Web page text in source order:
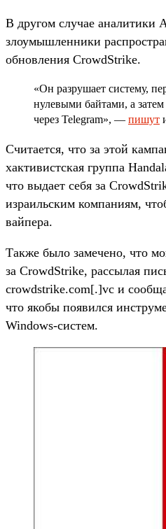
В другом случае аналитики
злоумышленники
обновления CrowdStrike.
«Он разрушает систему,
нулевыми байтами, а
через Telegram», — пишут
Считается, что за этой
хактивистская группа
что выдает себя за
израильским компаниям,
вайпера.
Также было замечено, что
за CrowdStrike, рассылая
crowdstrike.com[.]vc и
что якобы появился
Windows-систем.